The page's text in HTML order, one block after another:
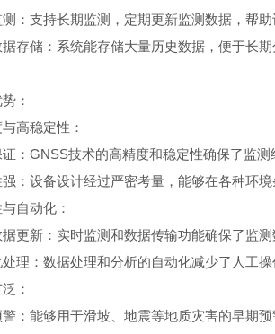
支持长期监测，定期更新监测数据，帮助
储：系统能存储大量历史数据，便于长期
：
稳定性：
GNSS技术的高精度和稳定性确保了监测
设备设计经过严密考量，能够在各种环境
自动化：
新：实时监测和数据传输功能确保了监测
：数据处理和分析的自动化减少了人工操
：
能够用于滑坡、地震等地质灾害的早期预